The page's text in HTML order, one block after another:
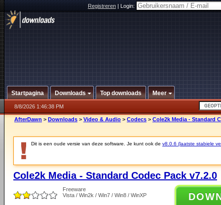
Registreren|Login:
Startpagina Downloads Top downloads Meer
8/8/2026 1:46:38 PM
AfterDawn > Downloads > Video & Audio > Codecs > Cole2k Media - Standard
Dit is een oude versie van deze software. Je kunt ook de v8.0.6 (laatste stabiele
Cole2k Media - Standard Codec Pack v7.2.0
Freeware
Vista / Win2k / Win7 / Win8 / WinXP